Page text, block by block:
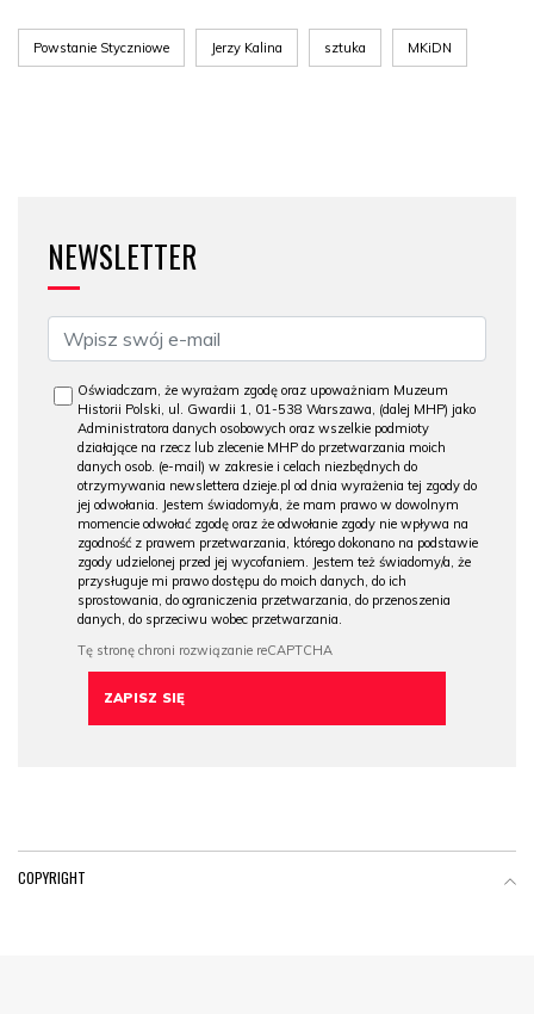
Powstanie Styczniowe Jerzy Kalina sztuka MKiDN
NEWSLETTER
Oświadczam, że wyrażam zgodę oraz upoważniam Muzeum
Historii Polski, ul. Gwardii 1, 01-538 Warszawa, (dalej MHP) jako
Administratora danych osobowych oraz wszelkie podmioty
działające na rzecz lub zlecenie MHP do przetwarzania moich
danych osob. (e-mail) w zakresie i celach niezbędnych do
otrzymywania newslettera dzieje.pl od dnia wyrażenia tej zgody do
jej odwołania. Jestem świadomy/a, że mam prawo w dowolnym
momencie odwołać zgodę oraz że odwołanie zgody nie wpływa na
zgodność z prawem przetwarzania, którego dokonano na podstawie
zgody udzielonej przed jej wycofaniem. Jestem też świadomy/a, że
przysługuje mi prawo dostępu do moich danych, do ich
sprostowania, do ograniczenia przetwarzania, do przenoszenia
danych, do sprzeciwu wobec przetwarzania.
COPYRIGHT